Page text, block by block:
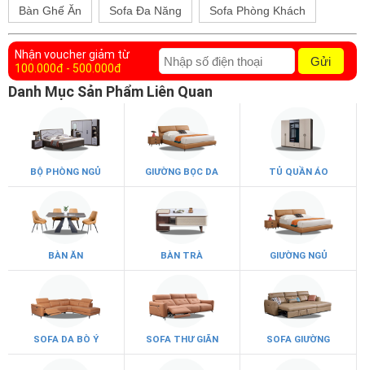
Bàn Ghế Ăn Sofa Đa Năng Sofa Phòng Khách
Nhận voucher giảm từ
100.000đ - 500.000đ
Gửi
Danh Mục Sản Phẩm Liên Quan
BỘ PHÒNG NGỦ GIƯỜNG BỌC DA TỦ QUẦN ÁO
BÀN ĂN BÀN TRÀ GIƯỜNG NGỦ
SOFA DA BÒ Ý SOFA THƯ GIÃN SOFA GIƯỜNG